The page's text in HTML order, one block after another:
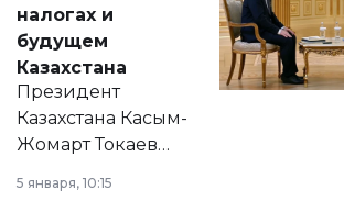
налогах и
будущем
Казахстана
Президент
Казахстана Касым-
Жомарт Токаев
сразу несколько
5 января, 10:15